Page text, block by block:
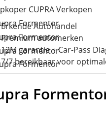
Autohandel
automerken
garantie + Car-Pass
7 bereikbaar voor